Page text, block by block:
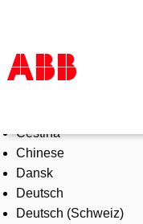
Products & Solutions
Industries
Services
About us
Where to buy
Čeština
Chinese
Dansk
Deutsch
Deutsch (Schweiz)